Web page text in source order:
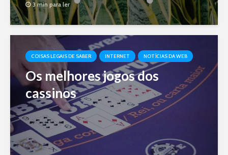
3 min para ler
COISAS LEGAIS DE SABER INTERNET NOTÍCIAS DA WEB
Os melhores jogos dos
cassinos